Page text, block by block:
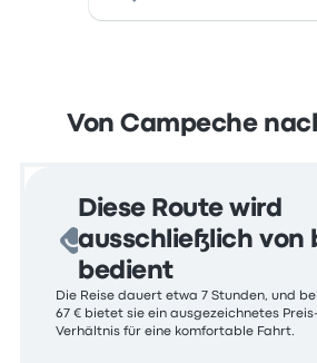
Von Campeche
Diese Route wird
ausschließlich von
bedient
Die Reise dauert etwa 7 Stunden, und
67 € bietet sie ein ausgezeichnetes
Verhältnis für eine komfortable Fahrt.